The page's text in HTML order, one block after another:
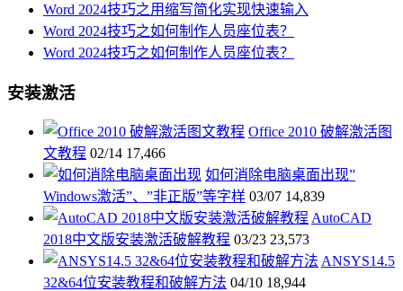
Word 2024技巧之用缩写简化实现快速输入
Word 2024技巧之如何制作人员座位表？
Word 2024技巧之如何制作人员座位表？
安装激活
Office 2010 破解激活图
文教程 02/14 17,466
如何消除电脑桌面出现”
Windows激活”、”非正版”等字样 03/07 14,839
AutoCAD
2018中文版安装激活破解教程 03/23 23,573
ANSYS14.5
32&64位安装教程和破解方法 04/10 18,944